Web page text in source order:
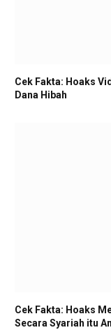
Cek Fakta: Hoaks
Dana Hibah
Cek Fakta: Hoaks
Secara Syariah itu